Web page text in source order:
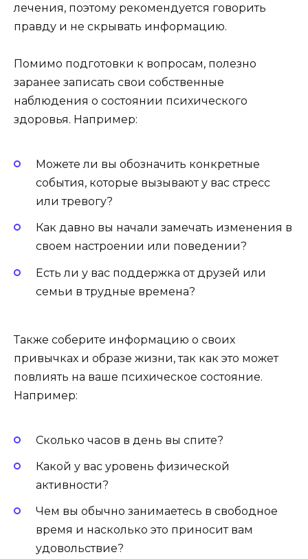
лечения, поэтому рекомендуется говорить
правду и не скрывать информацию.
Помимо подготовки к вопросам, полезно
заранее записать свои собственные
наблюдения о состоянии психического
здоровья. Например:
Можете ли вы обозначить конкретные
события, которые вызывают у вас стресс
или тревогу?
Как давно вы начали замечать изменения в
своем настроении или поведении?
Есть ли у вас поддержка от друзей или
семьи в трудные времена?
Также соберите информацию о своих
привычках и образе жизни, так как это может
повлиять на ваше психическое состояние.
Например:
Сколько часов в день вы спите?
Какой у вас уровень физической
активности?
Чем вы обычно занимаетесь в свободное
время и насколько это приносит вам
удовольствие?